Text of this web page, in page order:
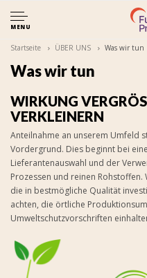
MENU
Startseite ÜBER UNS Was wir tun
Was wir tun
WIRKUNG
VERKLEINERN
Anteilnahme an unserem Umfeld
Vordergrund. Dies beginnt bei
Lieferantenauswahl und der
Prozessen und reinen
die in bestmögliche Qualität
achten, die örtliche
Umweltschutzvorschriften